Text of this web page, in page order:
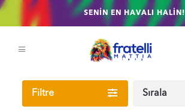
SENİN EN HAVALI HALİN!
Filtre Sırala